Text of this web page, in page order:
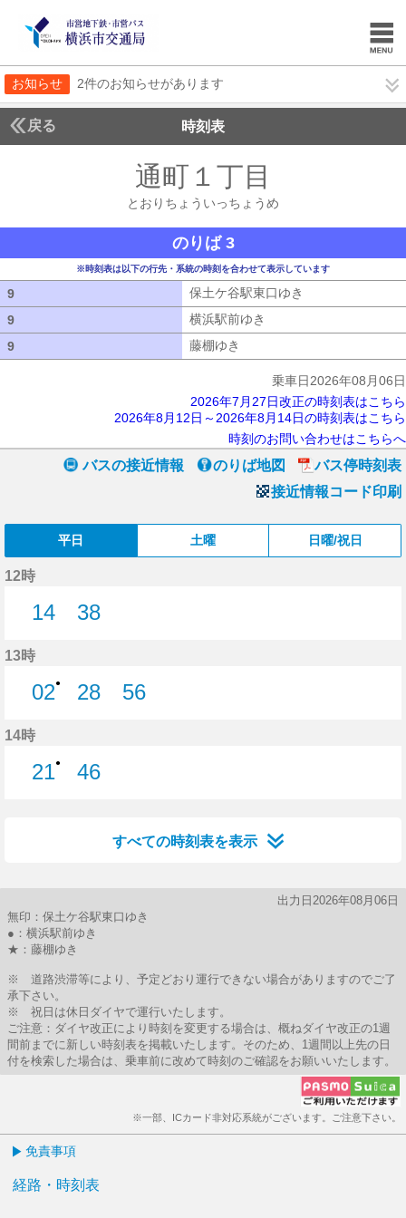
お知らせ 2件のお知らせがあります
戻る 時刻表
通町１丁目
とおりちょういっちょうめ
のりば 3
※時刻表は以下の行先・系統の時刻を合わせて表示しています
9 保土ケ谷駅東口ゆき
9
横浜駅前ゆき
9
藤棚ゆき
乗車日2026年08月06日
2026年7月27日改正の時刻表はこちら
2026年8月12日～2026年8月14日の時刻表はこちら
時刻のお問い合わせはこちらへ
バスの接近情報 のりば地図
バス停時刻表
接近情報コード印刷
平日 土曜 日曜/祝日
12時
14
38
13時
02●
28
56
14時
21●
46
すべての時刻表を表示
出力日2026年08月06日
無印：保土ケ谷駅東口ゆき
●：横浜駅前ゆき
★：藤棚ゆき
※ 道路渋滞等により、予定どおり運行できない場合がありますのでご了
承下さい。
※ 祝日は休日ダイヤで運行いたします。
ご注意：ダイヤ改正により時刻を変更する場合は、概ねダイヤ改正の1週
間前までに新しい時刻表を掲載いたします。そのため、1週間以上先の日
付を検索した場合は、乗車前に改めて時刻のご確認をお願いいたします。
※一部、ICカード非対応系統がございます。ご注意下さい。
免責事項
経路・時刻表